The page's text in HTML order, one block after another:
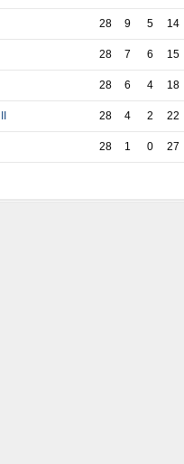
28 9 5 14
28 7 6 15
28 6 4 18
28 4 2 22
28 1 0 27